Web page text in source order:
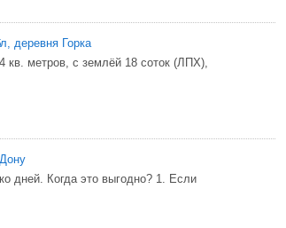
деревня Горка
метров, с землёй 18 соток (ЛПХ),
дней. Когда это выгодно? 1. Если